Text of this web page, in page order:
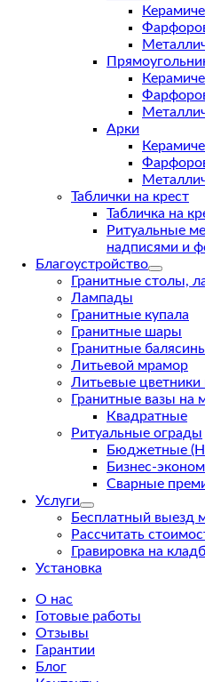
Арки
Таблички на крест
Табличка на
Ритуальные
надписями и
Благоустройство
Гранитные столы,
Лампады
Гранитные купала
Гранитные шары
Гранитные
Литьевой мрамор
Литьевые цветники
Гранитные вазы на
Квадратные
Ритуальные ограды
Бюджетные
Бизнес-эконом
Сварные
Услуги
Бесплатный выезд
Рассчитать
Гравировка на
Установка
О нас
Готовые работы
Отзывы
Гарантии
Блог